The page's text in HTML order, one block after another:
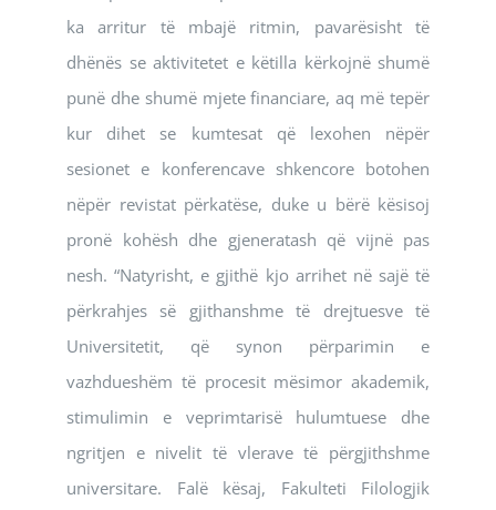
ka arritur të mbajë ritmin, pavarësisht të
dhënës se aktivitetet e këtilla kërkojnë shumë
punë dhe shumë mjete financiare, aq më tepër
kur dihet se kumtesat që lexohen nëpër
sesionet e konferencave shkencore botohen
nëpër revistat përkatëse, duke u bërë kësisoj
pronë kohësh dhe gjeneratash që vijnë pas
nesh. “Natyrisht, e gjithë kjo arrihet në sajë të
përkrahjes së gjithanshme të drejtuesve të
Universitetit, që synon përparimin e
vazhdueshëm të procesit mësimor akademik,
stimulimin e veprimtarisë hulumtuese dhe
ngritjen e nivelit të vlerave të përgjithshme
universitare. Falë kësaj, Fakulteti Filologjik